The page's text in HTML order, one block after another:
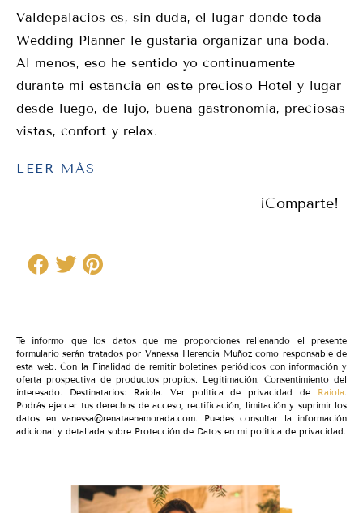
Valdepalacios es, sin duda, el lugar donde toda
Wedding Planner le gustaría organizar una boda.
Al menos, eso he sentido yo continuamente
durante mi estancia en este precioso Hotel y lugar
desde luego, de lujo, buena gastronomía, preciosas
vistas, confort y relax.
LEER MÁS
¡Comparte!
Te informo que los datos que me proporciones rellenando el presente
formulario serán tratados por Vanessa Herencia Muñoz como responsable de
esta web. Con la Finalidad de remitir boletines periódicos con información y
oferta prospectiva de productos propios. Legitimación: Consentimiento del
interesado. Destinatarios: Raiola. Ver política de privacidad de Raiola.
Podrás ejercer tus derechos de acceso, rectificación, limitación y suprimir los
datos en vanessa@renataenamorada.com. Puedes consultar la información
adicional y detallada sobre Protección de Datos en mi política de privacidad.